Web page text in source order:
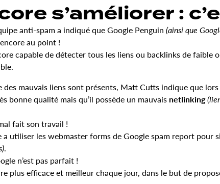
s’améliorer :
anti-spam a indiqué que Google Penguin (ainsi que
au point !
capable de détecter tous les liens ou backlinks de faible
mauvais liens sont présents, Matt Cutts indique que
qualité mais qu’il possède un mauvais netlinking
fait son travail !
a utiliser les webmaster forms de Google spam report
.
n’est pas parfait !
plus efficace et meilleur chaque jour, dans le but de